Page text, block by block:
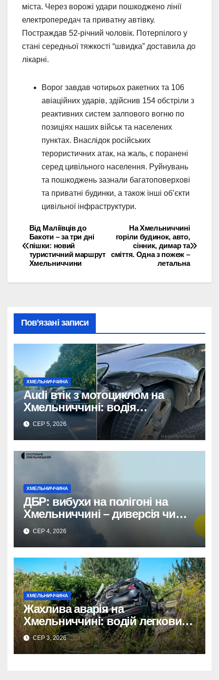
міста. Через ворожі удари пошкоджено лінії
електропередач та приватну автівку.
Постраждав 52-річний чоловік. Потерпілого у
стані середньої тяжкості “швидка” доставила до
лікарні.
Ворог завдав чотирьох ракетних та 106
авіаційних ударів, здійснив 154 обстріли з
реактивних систем залпового вогню по
позиціях наших військ та населених
пунктах. Внаслідок російських
терористичних атак, на жаль, є поранені
серед цивільного населення. Руйнувань
та пошкоджень зазнали багатоповерхові
та приватні будинки, а також інші об’єкти
цивільної інфраструктури.
Навігація
записів
На Хмельниччині
горіли будинок, авто,
сінник, димар та
сміття. Одна з пожеж –
летальна
Від Маліївців до
Бакоти – за три дні
пішки: новий
туристичний маршрут
Хмельниччини
Пов’язані записи
ХМЕЛЬНИЧЧИНА
Audi втік з мотоциклом на
Хмельниччині: водія
затримано.
СЕР 5, 2026
ХМЕЛЬНИЧЧИНА
ДБР: вибухи на полігоні на
Хмельниччині – диверсія чи
порушення правил?
СЕР 4, 2026
ХМЕЛЬНИЧЧИНА
Жахлива аварія на
Хмельниччині: водій легковика
загинув, пасажирку
госпіталізовано.
СЕР 3, 2026